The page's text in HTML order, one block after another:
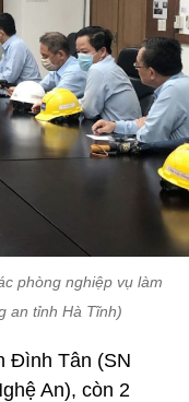
phòng nghiệp vụ làm
an tỉnh Hà Tĩnh)
Đình Tân (SN
An), còn 2